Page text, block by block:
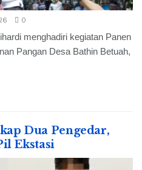
0
menghadiri kegiatan Panen
Pangan Desa Bathin Betuah,
Dua Pengedar,
Ekstasi